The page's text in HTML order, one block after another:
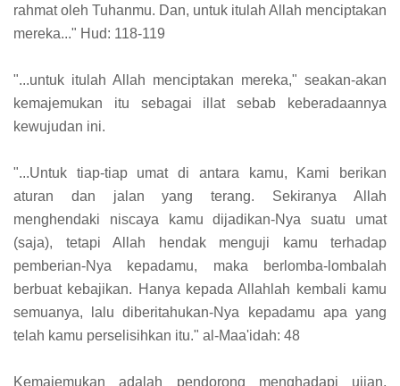
rahmat oleh Tuhanmu. Dan, untuk itulah Allah menciptakan
mereka..." Hud: 118-119
"...untuk itulah Allah menciptakan mereka," seakan-akan
kemajemukan itu sebagai illat sebab keberadaannya
kewujudan ini.
"...Untuk tiap-tiap umat di antara kamu, Kami berikan
aturan dan jalan yang terang. Sekiranya Allah
menghendaki niscaya kamu dijadikan-Nya suatu umat
(saja), tetapi Allah hendak menguji kamu terhadap
pemberian-Nya kepadamu, maka berlomba-lombalah
berbuat kebajikan. Hanya kepada Allahlah kembali kamu
semuanya, lalu diberitahukan-Nya kepadamu apa yang
telah kamu perselisihkan itu." al-Maa'idah: 48
Kemajemukan adalah pendorong menghadapi ujian,